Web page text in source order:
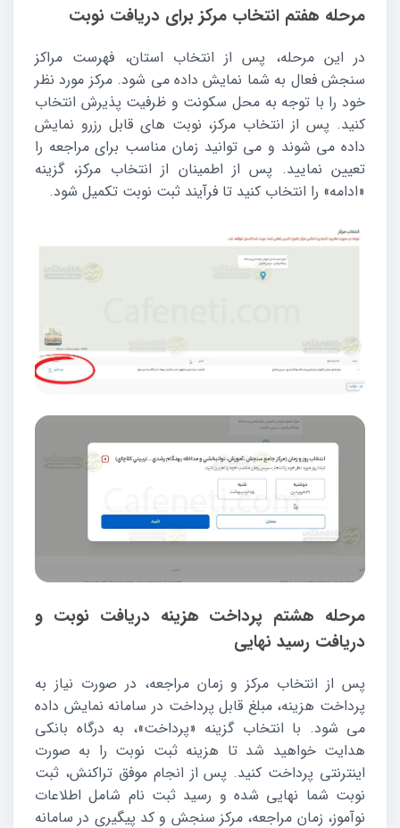
مرحله هفتم انتخاب مرکز برای دریافت نوبت
در این مرحله، پس از انتخاب استان، فهرست مراکز
سنجش فعال به شما نمایش داده می شود. مرکز مورد نظر
خود را با توجه به محل سکونت و ظرفیت پذیرش انتخاب
کنید. پس از انتخاب مرکز، نوبت های قابل رزرو نمایش
داده می شوند و می توانید زمان مناسب برای مراجعه را
تعیین نمایید. پس از اطمینان از انتخاب مرکز، گزینه
«ادامه» را انتخاب کنید تا فرآیند ثبت نوبت تکمیل شود.
مرحله هشتم پرداخت هزینه دریافت نوبت و
دریافت رسید نهایی
پس از انتخاب مرکز و زمان مراجعه، در صورت نیاز به
پرداخت هزینه، مبلغ قابل پرداخت در سامانه نمایش داده
می شود. با انتخاب گزینه «پرداخت»، به درگاه بانکی
هدایت خواهید شد تا هزینه ثبت نوبت را به صورت
اینترنتی پرداخت کنید. پس از انجام موفق تراکنش، ثبت
نوبت شما نهایی شده و رسید ثبت نام شامل اطلاعات
نوآموز، زمان مراجعه، مرکز سنجش و کد پیگیری در سامانه